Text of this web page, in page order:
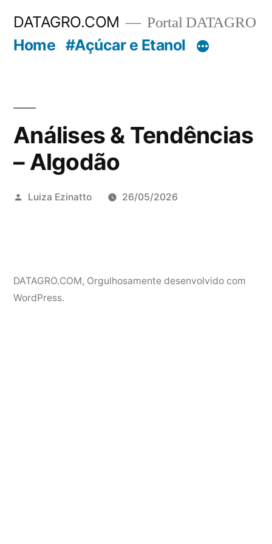
DATAGRO.COM Portal DATAGRO
Home #Açúcar e Etanol
Análises & Tendências
– Algodão
Publicado
Luiza Ezinatto 26/05/2026
DATAGRO.COM, Orgulhosamente desenvolvido com
WordPress.